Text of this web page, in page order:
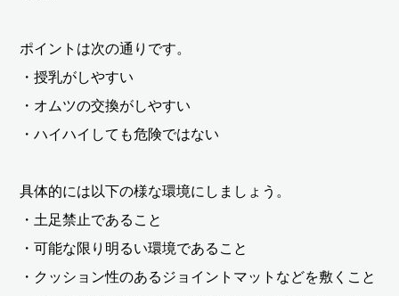
ポイントは次の通りです。
・授乳がしやすい
・オムツの交換がしやすい
・ハイハイしても危険ではない
具体的には以下の様な環境にしましょう。
・土足禁止であること
・可能な限り明るい環境であること
・クッション性のあるジョイントマットなどを敷くこと